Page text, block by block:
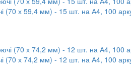
(70 х 59,4 мм) - 15 шт. на А4, 100
(70 х 74,2 мм) - 12 шт. на А4, 100